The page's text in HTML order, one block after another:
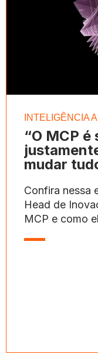
INTELIGÊNCIA
“O MCP
mudar
Confira nessa
Head de
MCP e como